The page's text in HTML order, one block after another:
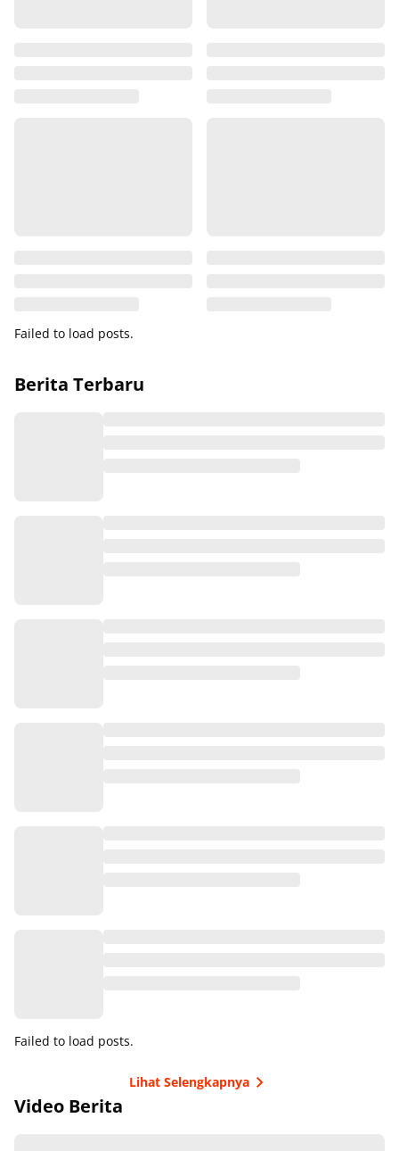
Failed to load posts.
Berita Terbaru
Failed to load posts.
Lihat Selengkapnya
Video Berita